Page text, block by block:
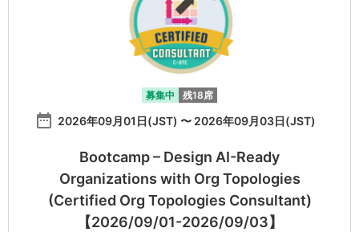
募集中 残18席
date_range 2026年09月01日(JST) 〜 2026年09月03日(JST)
Bootcamp – Design AI-Ready
Organizations with Org Topologies
(Certified Org Topologies Consultant)
【2026/09/01-2026/09/03】